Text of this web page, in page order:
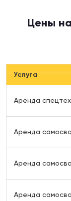
Цены
Услуга
Аренда
Аренда
Аренда
Аренда